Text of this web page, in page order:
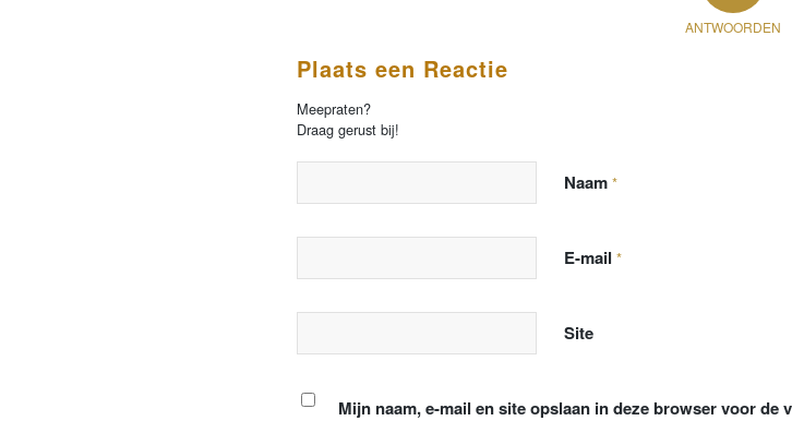
ANTWOORDEN
Plaats een Reactie
Meepraten?
Draag gerust bij!
Naam *
E-mail *
Site
Mijn naam, e-mail en site opslaan in deze browser voor de